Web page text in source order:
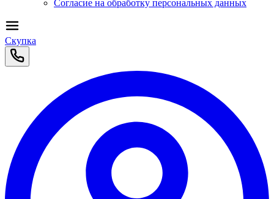
Согласие на обработку персональных данных
Скупка